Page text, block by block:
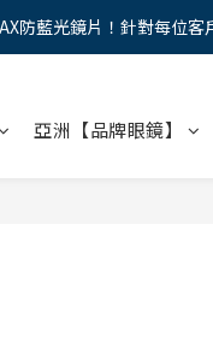
新章續寫，視界品味進
防藍光鏡片！針對每位
亞洲【品牌眼鏡】